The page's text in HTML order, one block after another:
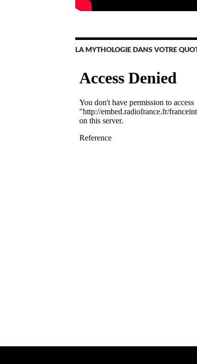
LA MYTHOLOGIE DANS VOTRE